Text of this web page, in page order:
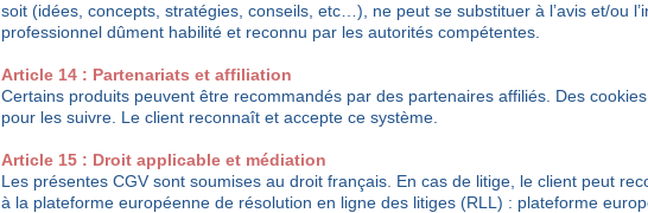
soit (idées, concepts, stratégies, conseils, etc…), ne peut se substituer à l’avis et/ou
professionnel dûment habilité et reconnu par les autorités compétentes.
Article 14 : Partenariats et affiliation
Certains produits peuvent être recommandés par des partenaires affiliés. Des
pour les suivre. Le client reconnaît et accepte ce système.
Article 15 : Droit applicable et médiation
Les présentes CGV sont soumises au droit français. En cas de litige, le client peut
à la plateforme européenne de résolution en ligne des litiges (RLL) : plateforme